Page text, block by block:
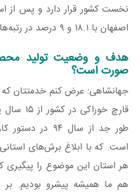
نخست کشور قرار دارد و پس از
اصفهان با ۱۸.۱ و ۹ درصد در رتبه‌های بعدی قرار دارند.
هدف و وضعیت تولید
صورت است؟
جهانشاهی: عرض کنم خدمتتان
قارچ
طور جد از سال
است. که با ابلاغ برش‌های
هم ما همیشه پیشرو بودیم.